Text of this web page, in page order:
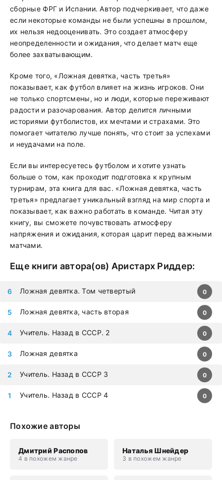
сборные ФРГ и Испании. Автор подчеркивает, что даже
если некоторые команды не были успешны в прошлом,
их нельзя недооценивать. Это создает атмосферу
неопределенности и ожидания, что делает матч еще
более захватывающим.
Кроме того, «Ложная девятка, часть третья»
показывает, как футбол влияет на жизнь игроков. Они
не только спортсмены, но и люди, которые переживают
радости и разочарования. Автор делится личными
историями футболистов, их мечтами и страхами. Это
помогает читателю лучше понять, что стоит за успехами
и неудачами на поле.
Если вы интересуетесь футболом и хотите узнать
больше о том, как проходит подготовка к крупным
турнирам, эта книга для вас. «Ложная девятка, часть
третья» предлагает уникальный взгляд на мир спорта и
показывает, как важно работать в команде. Читая эту
книгу, вы сможете почувствовать атмосферу
напряжения и ожидания, которая царит перед важными
матчами.
Еще книги автора(ов) Аристарх Риддер:
Учитель. Назад в СССР 4 0
Учитель. Назад в СССР 3 0
Ложная девятка 0
Учитель. Назад в СССР. 2 0
Ложная девятка, часть вторая 0
Ложная девятка. Том четвертый 0
Похожие авторы
Дмитрий Распопов
4 в похожем жанре
Наталья Шнейдер
3 в похожем жанре